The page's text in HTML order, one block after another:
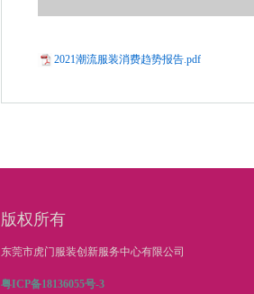
2021潮流服装消费趋势报告.pdf
版权所有
东莞市虎门服装创新服务中心有限公司
粤ICP备18136055号-3